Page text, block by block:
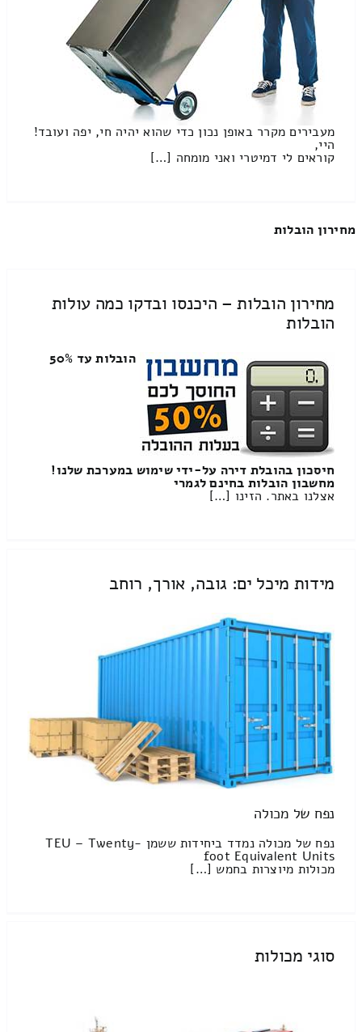
מעבירים מקרר באופן נכון כדי שהוא יהיה חי, יפה ועובד!
היי,
קוראים לי דמיטרי ואני מומחה […]
מחירון הובלות
מחירון הובלות – היכנסו ובדקו כמה עולות
הובלות
הובלות עד 50%
חיסכון בהובלת דירה על-ידי שימוש במערכת שלנו!
מחשבון הובלות בחינם לגמרי
אצלנו באתר. הזינו […]
מידות מיכל ים: גובה, אורך, רוחב
נפח של מכולה
נפח של מכולה נמדד ביחידות ששמן TEU – Twenty-
foot Equivalent Units
מכולות מיוצרות בחמש […]
סוגי מכולות